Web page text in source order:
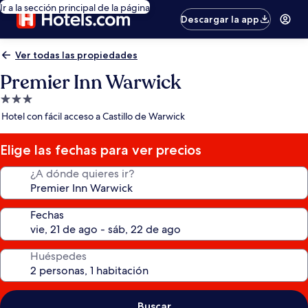
Ir a la sección principal de la página
Descargar la app
Ver todas las propiedades
Premier Inn Warwick
Propiedad
de
estrellas
Hotel con fácil acceso a Castillo de Warwick
Elige las fechas para ver precios
¿A dónde quieres ir?
Fechas
Huéspedes